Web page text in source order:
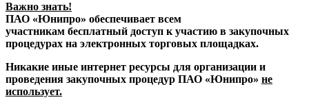
Важно знать!
ПАО «Юнипро» обеспечивает всем
участникам бесплатный доступ к участию в закупочных
процедурах на электронных торговых площадках.
Никакие иные интернет ресурсы для организации и
проведения закупочных процедур ПАО «Юнипро» не
использует.